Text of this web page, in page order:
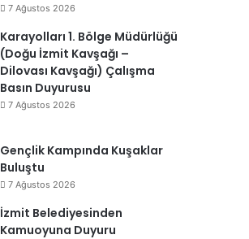
7 Ağustos 2026
Karayolları 1. Bölge Müdürlüğü
(Doğu İzmit Kavşağı –
Dilovası Kavşağı) Çalışma
Basın Duyurusu
7 Ağustos 2026
Gençlik Kampında Kuşaklar
Buluştu
7 Ağustos 2026
İzmit Belediyesinden
Kamuoyuna Duyuru